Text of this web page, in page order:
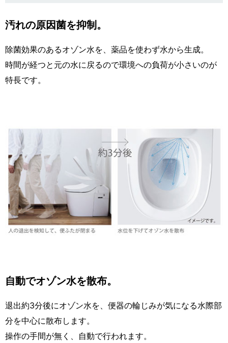
汚れの原因菌を抑制。
除菌効果のあるオゾン水を、薬品を使わず水から生成。
時間が経つと元の水に戻るので環境への負荷が小さいのが
特長です。
自動でオゾン水を散布。
退出約3分後にオゾン水を、便器の輪じみが気になる水際部
分を中心に散布します。
操作の手間が無く、自動で行われます。